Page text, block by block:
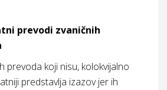
prevodi zvaničnih
prevoda koji nisu, kolokvijalno
predstavlja izazov jer ih